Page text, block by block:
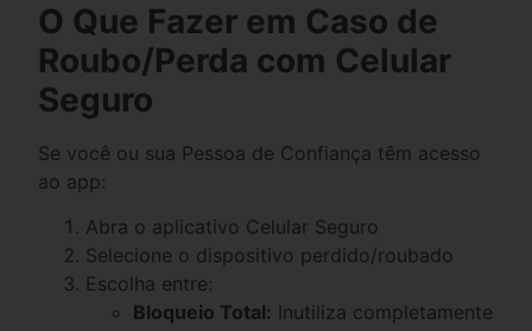
O Que Fazer em Caso de
Roubo/Perda com Celular
Seguro
Se você ou sua Pessoa de Confiança têm acesso
ao app:
Abra o aplicativo Celular Seguro
Selecione o dispositivo perdido/roubado
Escolha entre:
Bloqueio Total: Inutiliza completamente